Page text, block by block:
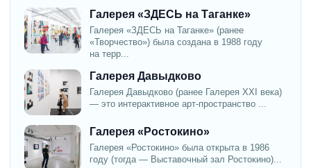
Галерея «ЗДЕСЬ на Таганке»
Галерея «ЗДЕСЬ на Таганке» (ранее
«Творчество») была создана в 1988 году
на терр...
Галерея Давыдково
Галерея Давыдково (ранее Галерея XXI века)
— это интерактивное арт-пространство ...
Галерея «Ростокино»
Галерея «Ростокино» была открыта в 1986
году (тогда — Выставочный зал Ростокино)...